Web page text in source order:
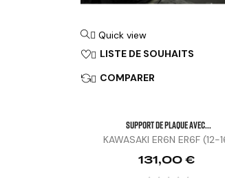
 Quick view
 LISTE DE SOUHAITS
 COMPARER
SUPPORT DE PLAQUE AVEC...
KAWASAKI ER6N ER6F (12-
Prix
131,00 €